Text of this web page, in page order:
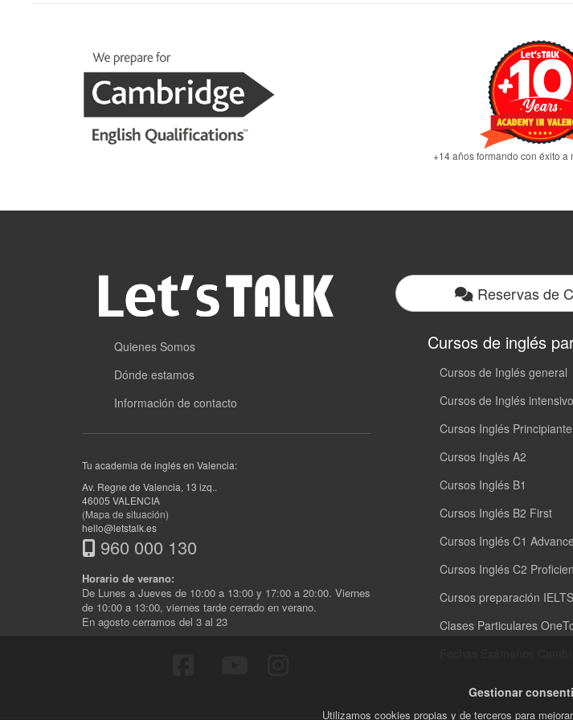
+14 años formando con éxito a
Quienes Somos
Dónde estamos
Información de contacto
Tu academia de inglés en Valencia:
Av. Regne de Valencia, 13 izq..
46005 VALENCIA
(Mapa de situación)
hello@letstalk.es
960 000 130
Horario de verano:
De Lunes a Jueves de 10:00 a 13:00 y 17:00 a 20:00. Viernes
de 10:00 a 13:00, viernes tarde cerrado en verano.
En agosto cerramos del 3 al 23
Reservas de
Cursos de inglés
Cursos de Inglés general
Cursos de Inglés
Cursos Inglés Principiante
Cursos Inglés A2
Cursos Inglés B1
Cursos Inglés B2 First
Cursos Inglés C1
Cursos Inglés C2
Cursos preparación IELTS
Clases Particulares
Gestionar
Utilizamos cookies propias y de terceros para